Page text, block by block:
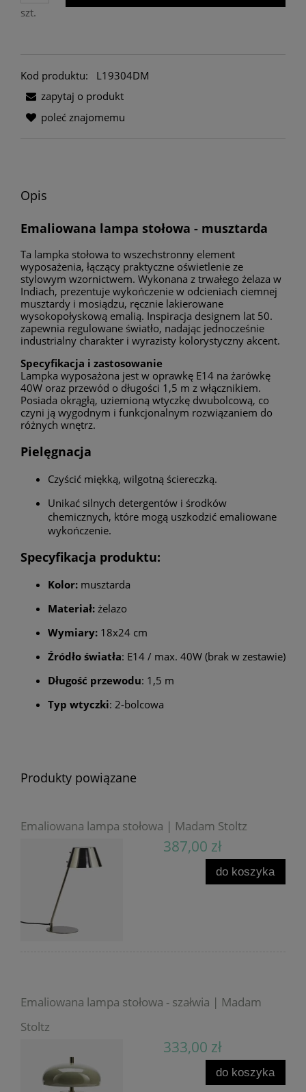
szt.
Kod produktu:
L19304DM
zapytaj o produkt
poleć znajomemu
Opis
Emaliowana lampa stołowa - musztarda
Ta lampka stołowa to wszechstronny element
wyposażenia, łączący praktyczne oświetlenie ze
stylowym wzornictwem. Wykonana z trwałego żelaza w
Indiach, prezentuje wykończenie w odcieniach ciemnej
musztardy i mosiądzu, ręcznie lakierowane
wysokopołyskową emalią. Inspiracja designem lat 50.
zapewnia regulowane światło, nadając jednocześnie
industrialny charakter i wyrazisty kolorystyczny akcent.
Specyfikacja i zastosowanie
Lampka wyposażona jest w oprawkę E14 na żarówkę
40W oraz przewód o długości 1,5 m z włącznikiem.
Posiada okrągłą, uziemioną wtyczkę dwubolcową, co
czyni ją wygodnym i funkcjonalnym rozwiązaniem do
różnych wnętrz.
Pielęgnacja
Czyścić miękką, wilgotną ściereczką.
Unikać silnych detergentów i środków
chemicznych, które mogą uszkodzić emaliowane
wykończenie.
Specyfikacja produktu:
Kolor: musztarda
Materiał: żelazo
Wymiary: 18x24 cm
Źródło światła: E14 / max. 40W (brak w zestawie)
Długość przewodu: 1,5 m
Typ wtyczki: 2-bolcowa
Produkty powiązane
Emaliowana lampa stołowa | Madam Stoltz
387,00 zł
do koszyka
Emaliowana lampa stołowa - szałwia | Madam
Stoltz
333,00 zł
do koszyka